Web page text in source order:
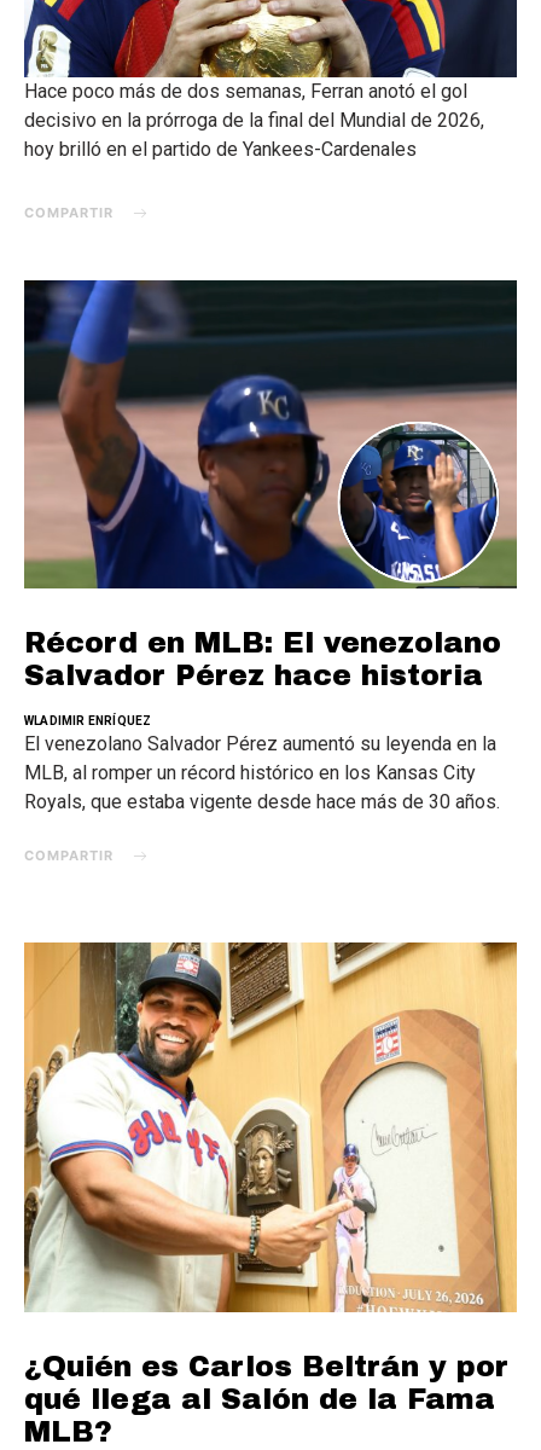
Hace poco más de dos semanas, Ferran anotó el gol
decisivo en la prórroga de la final del Mundial de 2026,
hoy brilló en el partido de Yankees-Cardenales
COMPARTIR
Récord en MLB: El venezolano
Salvador Pérez hace historia
WLADIMIR ENRÍQUEZ
El venezolano Salvador Pérez aumentó su leyenda en la
MLB, al romper un récord histórico en los Kansas City
Royals, que estaba vigente desde hace más de 30 años.
COMPARTIR
¿Quién es Carlos Beltrán y por
qué llega al Salón de la Fama
MLB?